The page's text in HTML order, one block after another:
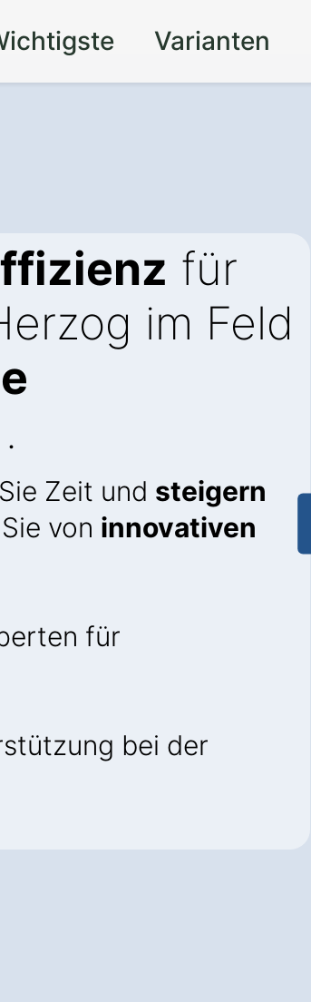
Varianten
für
im Feld
.
Zeit und steigern
von innovativen
für
bei der